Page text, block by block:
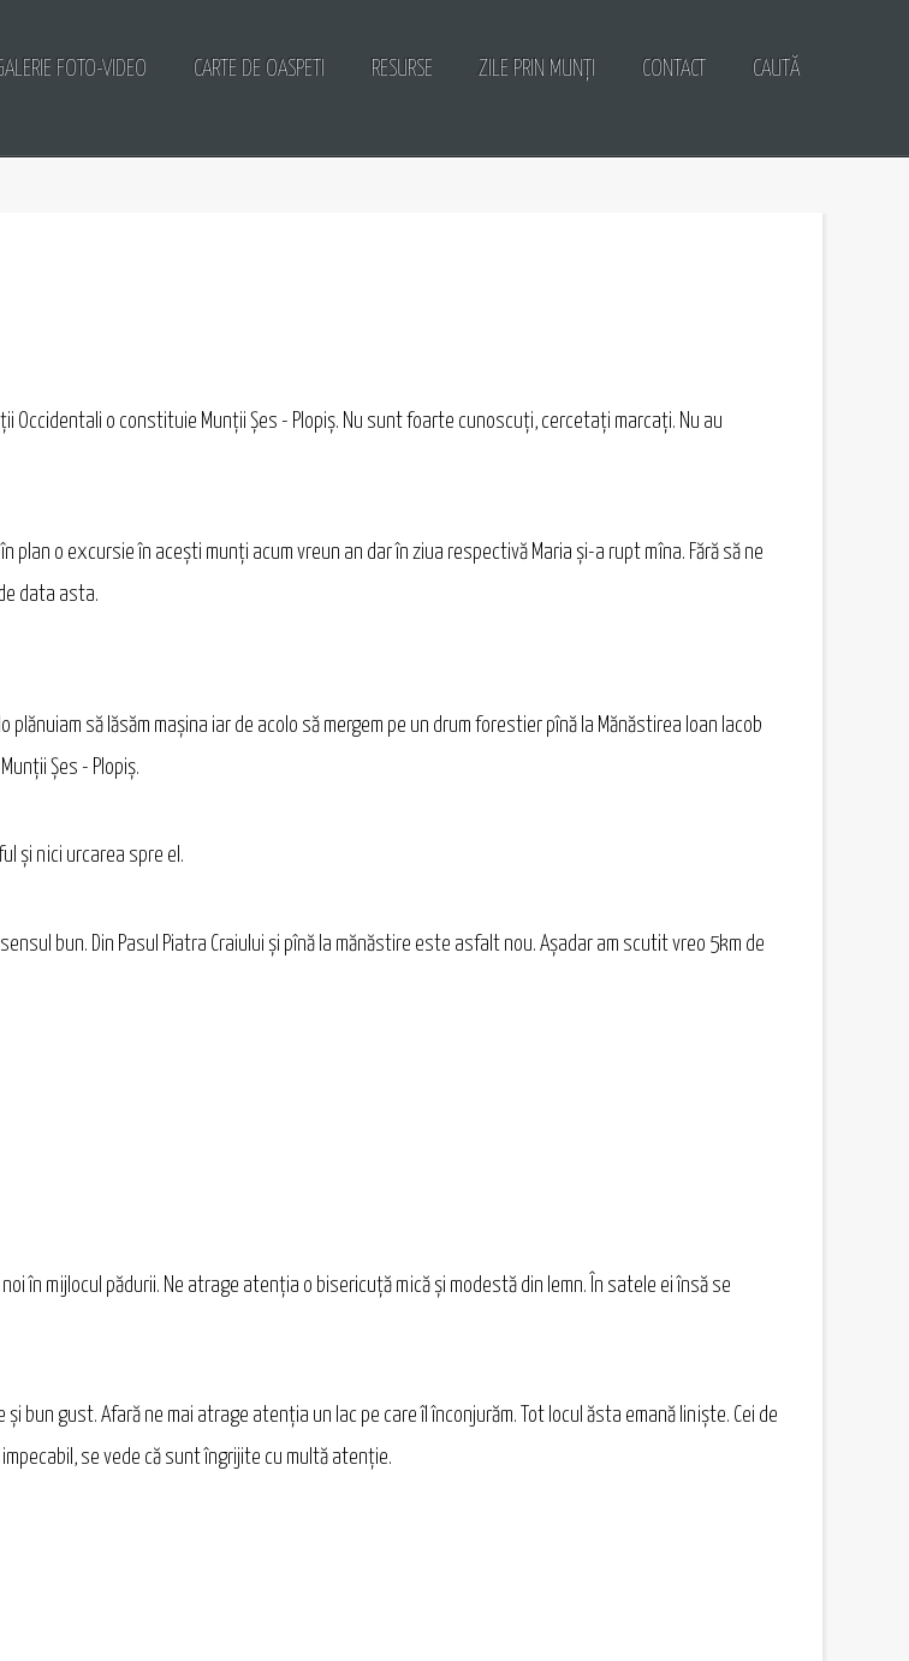
FOTO-VIDEO CARTE DE OASPETI RESURSE ZILE PRIN MUNȚI CONTACT CAUTĂ
o constituie Munții Șes - Plopiș. Nu sunt foarte cunoscuți, cercetați marcați. Nu au
o excursie în acești munți acum vreun an dar în ziua respectivă Maria și-a rupt mîna. Fără să ne
data asta.
să lăsăm mașina iar de acolo să mergem pe un drum forestier pînă la Mănăstirea Ioan Iacob
Șes - Plopiș.
și nici urcarea spre el.
bun. Din Pasul Piatra Craiului și pînă la mănăstire este asfalt nou. Așadar am scutit vreo 5km de
în mijlocul pădurii. Ne atrage atenția o bisericuță mică și modestă din lemn. În satele ei însă se
bun gust. Afară ne mai atrage atenția un lac pe care îl înconjurăm. Tot locul ăsta emană liniște. Cei de
se vede că sunt îngrijite cu multă atenție.